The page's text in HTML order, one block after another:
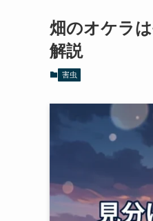
畑のオケラ
解説
害虫